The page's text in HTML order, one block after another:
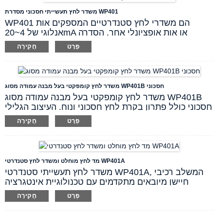
משדר לחץ תעשייתי חסכוני מסדרת WP401
WP401 הם משדרי לחץ סטנדרטיים המספקים אות
אנלוגי של 4~20mA או אות אופציונלי אחר. הסדרה
מורכבת משבב חישה מיובא מתקדם המשולב עם
טכנולוגיית מצב מוצק משולבת ודיאפרגמה מבודדת. סוגי
שסוג WP401B הקומפקטי משתמש במארז עמודה קטן
חֲקִירָה פְּרָט
משדר לחץ קומפקטי בעל מבנה עמודה מסוג WP401B חסכוני
משדר לחץ קומפקטי בעל מבנה עמודה מסוג WP401B
חסכוני כולל פתרון בקרת לחץ חסכוני ונוח. העיצוב הגלילי
הקל שלו קל לשימוש וגמיש להתקנה בחלל מורכב בכל
חֲקִירָה פְּרָט
מד לחץ מוחלט ומשדר לחץ סטנדרטי WP401A
משדר לחץ תעשייתי סטנדרטי WP401A, המשלב רכיבי
חיישן מיובאים מתקדמים עם טכנולוגיית אינטגרציה
ודיאפרגמה בידודית במצב מוצק, נועד לעבוד בצורה
חלקה במגוון תנאים, מה שהופך אותו לבחירה
חֲקִירָה פְּרָט